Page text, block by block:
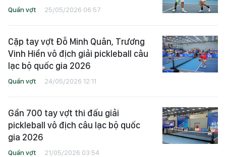
Quần vợt 25/05/2026 06:57
Cặp tay vợt Đỗ Minh Quân, Trương
Vinh Hiển vô địch giải pickleball câu
lạc bộ quốc gia 2026
Quần vợt 24/05/2026 12:11
Gần 700 tay vợt thi đấu giải
pickleball vô địch câu lạc bộ quốc
gia 2026
Quần vợt 21/05/2026 03:54